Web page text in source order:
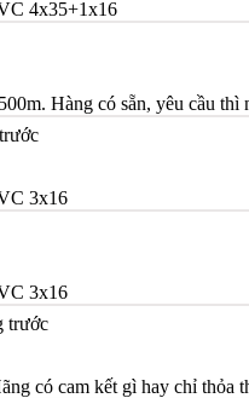
4x35+1x16
Hàng có sẵn, yêu cầu
3x16
3x16
trước
có cam kết gì hay chỉ thỏa